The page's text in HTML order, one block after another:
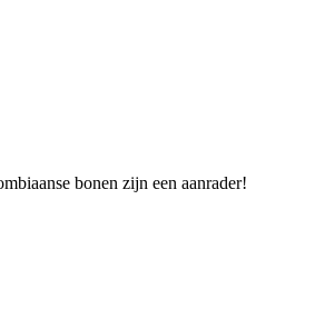
bonen zijn een aanrader!